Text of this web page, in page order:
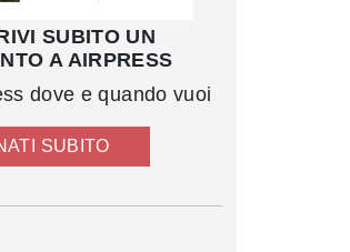
SUBITO UN
A AIRPRESS
dove e quando vuoi
SUBITO